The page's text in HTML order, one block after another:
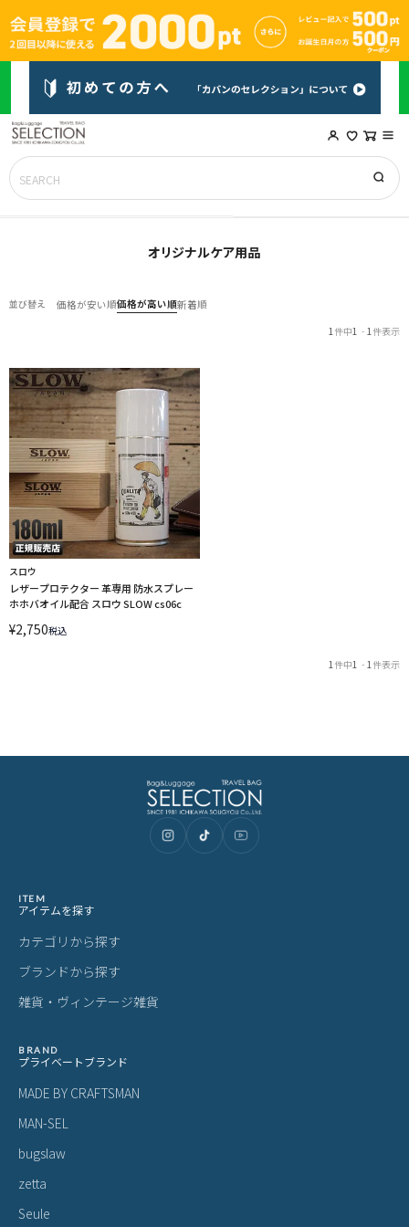
オリジナルケア用品
並び替え 価格が安い順価格が高い順新着順
1 件中1 - 1 件表示
スロウ
レザープロテクター 革専用 防水スプレー
ホホバオイル配合 スロウ SLOW cs06c
¥2,750税込
1 件中1 - 1 件表示
ITEM
アイテムを探す
カテゴリから探す
ブランドから探す
雑貨・ヴィンテージ雑貨
BRAND
プライベートブランド
MADE BY CRAFTSMAN
MAN-SEL
bugslaw
zetta
Seule